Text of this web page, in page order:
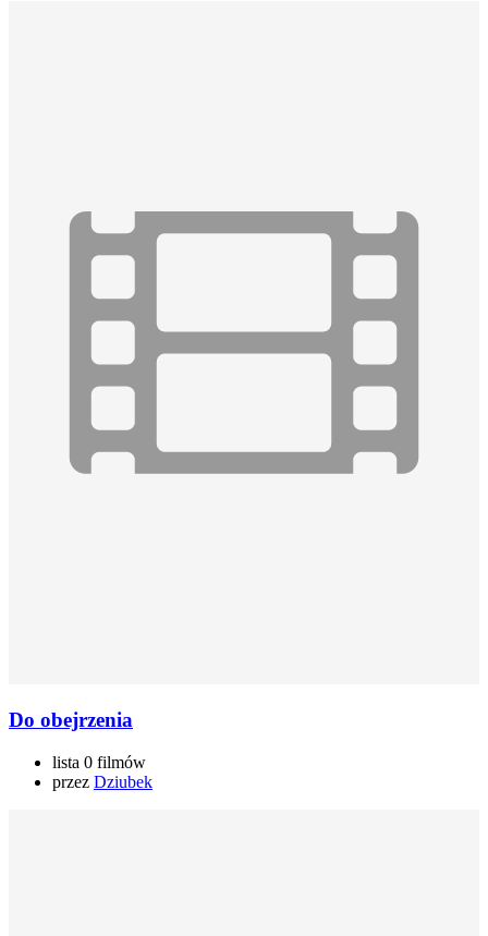
Do obejrzenia
lista 0 filmów
przez Dziubek